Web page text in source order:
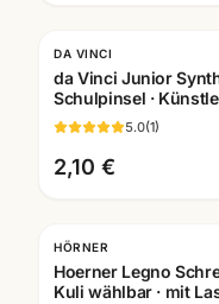
DA VINCI
da Vinci Junior
Schulpinsel ·
5.0(1)
2,10 €
HÖRNER
Hoerner Legno
Kuli wählbar · mit